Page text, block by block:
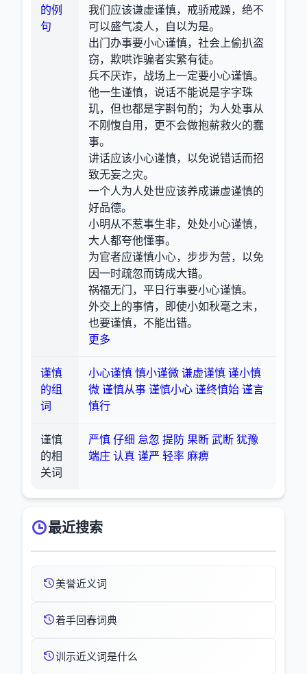
的例
句
我们应该谦虚谨慎，戒骄戒躁，绝不
可以盛气凌人，自以为是。
出门办事要小心谨慎，社会上偷扒盗
窃，欺哄诈骗者实繁有徒。
兵不厌诈，战场上一定要小心谨慎。
他一生谨慎，说话不能说是字字珠
玑，但也都是字斟句酌；为人处事从
不刚愎自用，更不会做抱薪救火的蠢
事。
讲话应该小心谨慎，以免说错话而招
致无妄之灾。
一个人为人处世应该养成谦虚谨慎的
好品德。
小明从不惹事生非，处处小心谨慎，
大人都夸他懂事。
为官者应谨慎小心，步步为营，以免
因一时疏忽而铸成大错。
祸福无门，平日行事要小心谨慎。
外交上的事情，即使小如秋毫之末，
也要谨慎，不能出错。
更多
谨慎
的组
词
小心谨慎 慎小谨微 谦虚谨慎 谨小慎
微 谨慎从事 谨慎小心 谨终慎始 谨言
慎行
谨慎
的相
关词
严慎 仔细 怠忽 提防 果断 武断 犹豫
端庄 认真 谨严 轻率 麻痹
最近搜索
美誉近义词
着手回春词典
训示近义词是什么